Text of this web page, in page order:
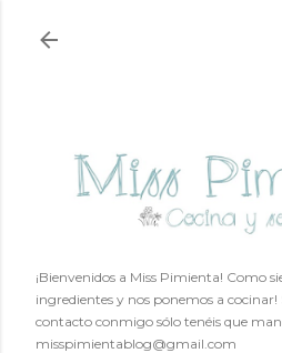
¡Bienvenidos a Miss Pimienta! Como
ingredientes y nos ponemos a cocinar!
contacto conmigo sólo tenéis que
misspimientablog@gmail.com